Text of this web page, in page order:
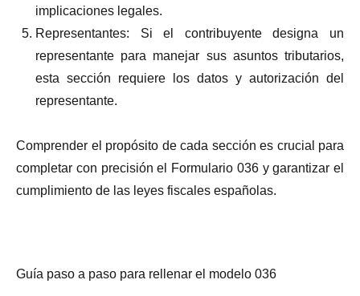
implicaciones legales.
Representantes: Si el contribuyente designa un
representante para manejar sus asuntos tributarios,
esta sección requiere los datos y autorización del
representante.
Comprender el propósito de cada sección es crucial para
completar con precisión el Formulario 036 y garantizar el
cumplimiento de las leyes fiscales españolas.
Guía paso a paso para rellenar el modelo 036